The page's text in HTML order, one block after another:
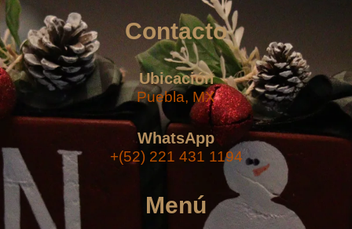
Contacto
Ubicación
Puebla, MX
WhatsApp
+(52) 221 431 1194
Menú